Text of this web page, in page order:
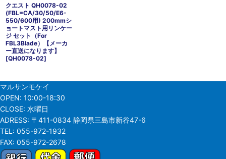
クエスト QH0078-02
(FBL=CA/30/50/E6-
550/600用) 200mmシ
ョートマスト用リンケー
ジ セット（For
FBL3Blade）【メーカ
ー直送になります】
[QH0078-02]
マルサンモケイ
OPEN: 10:00-18:30
CLOSE: 水曜日
ADRESS: 〒411-0834 静岡県三島市新谷47-6
TEL: 055-972-1932
FAX: 055-972-2678